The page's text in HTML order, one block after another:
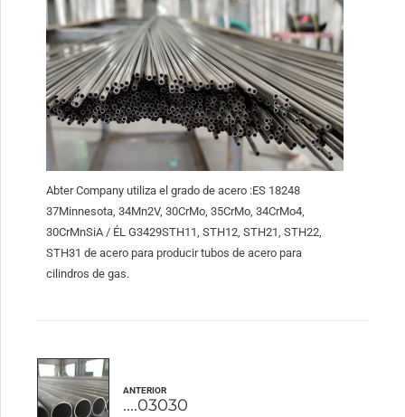
Abter Company utiliza el grado de acero :ES 18248
37Minnesota, 34Mn2V, 30CrMo, 35CrMo, 34CrMo4,
30CrMnSiA / ÉL G3429STH11, STH12, STH21, STH22,
STH31 de acero para producir tubos de acero para
cilindros de gas.
ANTERIOR
....03030